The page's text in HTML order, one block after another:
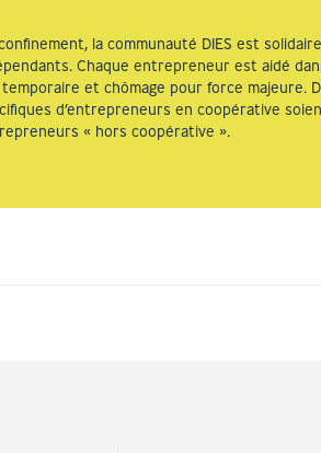
la communauté DIES est
Chaque entrepreneur est aidé
et chômage pour force majeure.
d’entrepreneurs en coopérative
« hors coopérative ».